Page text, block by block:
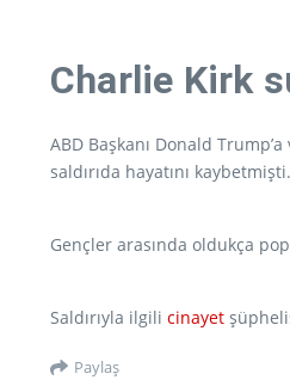
Charlie Kirk
ABD Başkanı Donald
saldırıda hayatını kaybetmişti.
Gençler arasında oldukça
Saldırıyla ilgili cinayet
Paylaş